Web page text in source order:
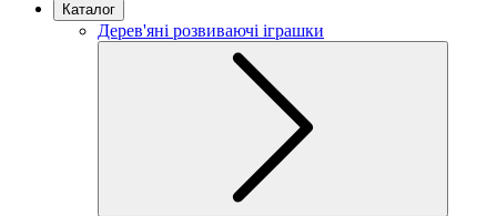
Каталог
Дерев'яні розвиваючі іграшки